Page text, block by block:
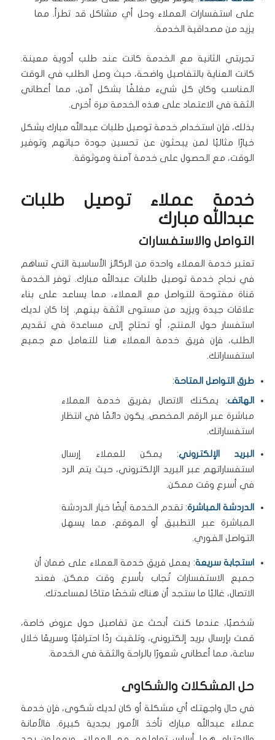
على استفسارات العملاء وحل أي مشاكل قد تطرأ. مما
يزيد من مصداقية الخدمة.
تجربتي الثانية مع الخدمة كانت عند طلب أدوية معينة.
كانت العناية بالتفاصيل واضحة، حيث وصل الطلب في الوقت
المناسب وكان كل شيء مغلفًا بشكل آمن، مما أعطاني
الثقة في الاعتماد على هذه الخدمة مرة أخرى.
بذلك، فإن استخدام خدمة توصيل طلبات عبدالله مبارك يشكل
خيارًا مثاليًا لمن يبحثون عن تحسين جودة حياتهم وتوفير
الوقت، مع الحصول على خدمة آمنة وموثوقة.
خدمة عملاء توصيل طلبات
عبدالله مبارك
التواصل والاستفسارات
تعتبر خدمة العملاء واحدة من الركائز الأساسية التي تساهم
في نجاح خدمة توصيل طلبات عبدالله مبارك. توفر الخدمة
قناة مفتوحة للتواصل مع العملاء، مما يساعد على بناء
علاقات جيدة ويزيد من مستوى الثقة بينهم. إذا كان لديك
استفسار حول المنتج، أو تحتاج إلى مساعدة في تقديم
الطلب، فإن فريق خدمة العملاء هنا للتعامل مع جميع
استفساراتك.
طرق التواصل المتاحة:
الهاتف: يمكنك الاتصال بفريق خدمة العملاء
مباشرة عبر الرقم المخصص. يكون دائمًا في انتظار
استفساراتك.
البريد الإلكتروني: يمكن للعملاء إرسال
استفساراتهم عبر البريد الإلكتروني، حيث يتم الرد
في أسرع وقت ممكن.
الدردشة المباشرة: تقدم الخدمة أيضًا خيار الدردشة
المباشرة عبر التطبيق أو الموقع، مما يسهل
التواصل الفوري.
استجابة سريعة: يعمل فريق خدمة العملاء على ضمان أن
جميع الاستفسارات تُجاب بأسرع وقت ممكن. فعند
الاتصال، غالبًا ما ستجد أن هناك شخصًا متاحًا لمساعدتك.
شخصيًا، عندما كنت أبحث عن تفاصيل حول عروض خاصة،
قمت بإرسال بريد إلكتروني، وتلقيت ردًا احترافيًا وسريعًا خلال
ساعة، مما أعطاني شعورًا بالراحة والثقة في الخدمة.
حل المشكلات والشكاوى
في حال واجهتك أي مشكلة أو كان لديك شكوى، فإن خدمة
عملاء عبدالله مبارك تأخذ الأمور بجدية كبيرة. فالأمانة